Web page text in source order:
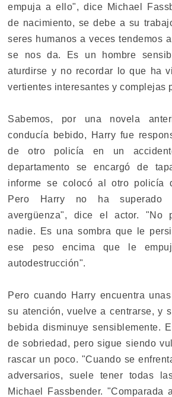
empuja a ello", dice Michael
de nacimiento, se debe a su
seres humanos a veces tendemos
se nos da. Es un hombre
aturdirse y no recordar lo que ha
vertientes interesantes y complejas
Sabemos, por una novela
conducía bebido, Harry fue
de otro policía en un
departamento se encargó de
informe se colocó al otro policía
Pero Harry no ha superado
avergüenza", dice el actor. "No
nadie. Es una sombra que le
ese peso encima que le
autodestrucción".
Pero cuando Harry encuentra
su atención, vuelve a centrarse, y
bebida disminuye sensiblemente.
de sobriedad, pero sigue siendo
rascar un poco. "Cuando se
adversarios, suele tener todas
Michael Fassbender. "Comparada